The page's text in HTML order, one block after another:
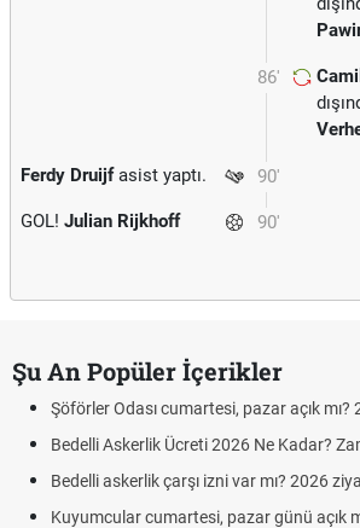
86'
90'
Ferdy Druijfasist yaptı.
90'
GOL! Julian Rijkhoff
Şu An Popüler İçerikler
Şöförler Odası cumartesi, pazar açık mı?
Bedelli Askerlik Ücreti 2026 Ne Kadar?
Bedelli askerlik çarşı izni var mı? 2026
Kuyumcular cumartesi, pazar günü açık